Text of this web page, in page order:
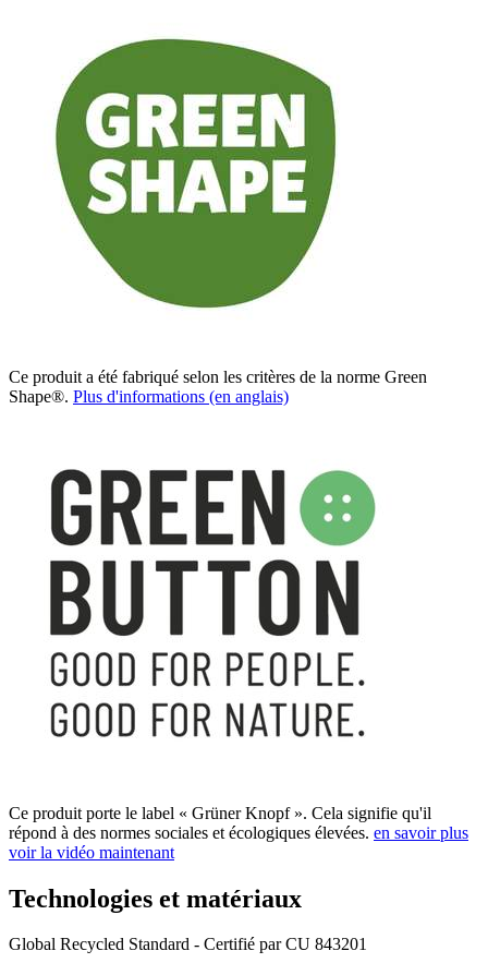
Ce produit a été fabriqué selon les critères de la norme Green
Shape®. Plus d'informations (en anglais)
Ce produit porte le label « Grüner Knopf ». Cela signifie qu'il
répond à des normes sociales et écologiques élevées. en savoir plus
voir la vidéo maintenant
Technologies et matériaux
Global Recycled Standard - Certifié par CU 843201